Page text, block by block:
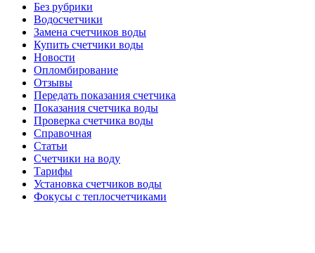
Без рубрики
Водосчетчики
Замена счетчиков воды
Купить счетчики воды
Новости
Опломбирование
Отзывы
Передать показания счетчика
Показания счетчика воды
Проверка счетчика воды
Справочная
Статьи
Счетчики на воду
Тарифы
Установка счетчиков воды
Фокусы с теплосчетчиками